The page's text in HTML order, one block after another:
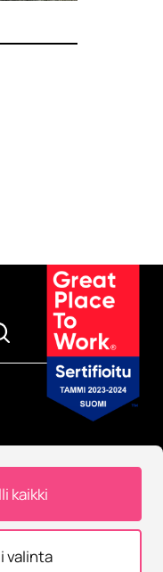
kaikki
valinta
-